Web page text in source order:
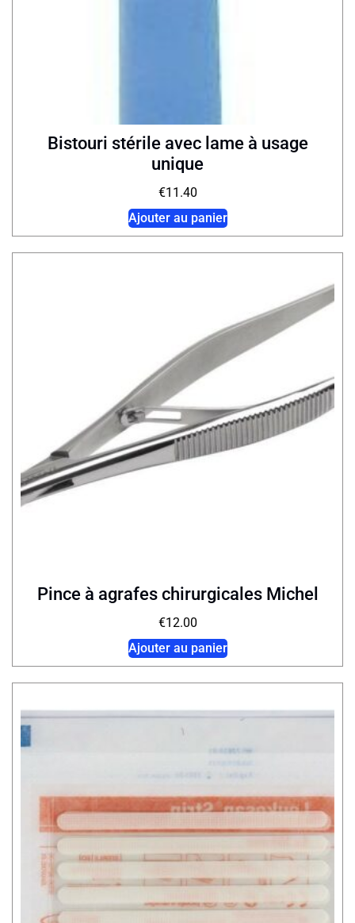
Bistouri stérile avec lame à usage
unique
€11.40
Ajouter au panier
Pince à agrafes chirurgicales Michel
€12.00
Ajouter au panier